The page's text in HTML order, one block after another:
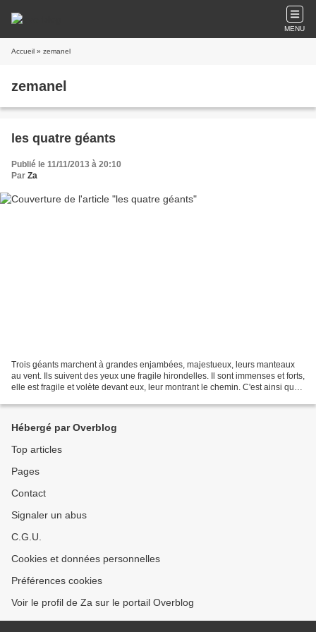
MENU
Accueil » zemanel
zemanel
les quatre géants
Publié le 11/11/2013 à 20:10
Par Za
Trois géants marchent à grandes enjambées, majestueux, leurs manteaux
au vent. Ils suivent des yeux une fragile hirondelles. Il sont immenses et forts,
elle est fragile et volète devant eux, leur montrant le chemin. C'est ainsi que
Hébergé par Overblog
Top articles
Pages
Contact
Signaler un abus
C.G.U.
Cookies et données personnelles
Préférences cookies
Voir le profil de Za sur le portail Overblog